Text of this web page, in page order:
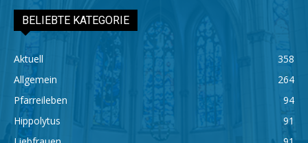
BELIEBTE KATEGORIE
Aktuell
358
Allgemein
264
Pfarreileben
94
Hippolytus
91